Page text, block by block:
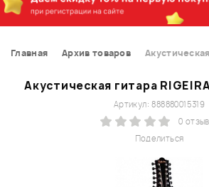
Главная Архив товаров
Акустическая гитара
Поделиться
Артикул: 888880015319
0